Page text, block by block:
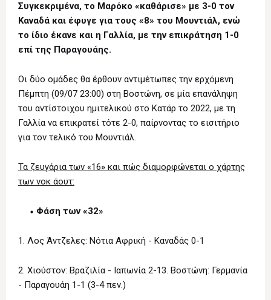
Συγκεκριμένα, το Μαρόκο «καθάρισε» με 3-0 τον
Καναδά και έφυγε για τους «8» του Μουντιάλ, ενώ
το ίδιο έκανε και η Γαλλία, με την επικράτηση 1-0
επί της Παραγουάης.
Οι δύο ομάδες θα έρθουν αντιμέτωπες την ερχόμενη
Πέμπτη (09/07 23:00) στη Βοστώνη, σε μία επανάληψη
του αντίστοιχου ημιτελικού στο Κατάρ το 2022, με τη
Γαλλία να επικρατεί τότε 2-0, παίρνοντας το εισιτήριο
για τον τελικό του Μουντιάλ.
Τα ζευγάρια των «16» και πώς διαμορφώνεται ο χάρτης
των νοκ άουτ:
Φάση των «32»
1. Λος Άντζελες: Νότια Αφρική - Καναδάς 0-1
2. Χιούστον: Βραζιλία - Ιαπωνία 2-13. Βοστώνη: Γερμανία
- Παραγουάη 1-1 (3-4 πεν.)